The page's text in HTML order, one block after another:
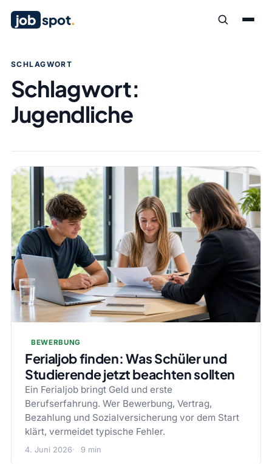
job spot.
SCHLAGWORT
Schlagwort:
Jugendliche
BEWERBUNG
Ferialjob finden: Was Schüler und
Studierende jetzt beachten sollten
Ein Ferialjob bringt Geld und erste
Berufserfahrung. Wer Bewerbung, Vertrag,
Bezahlung und Sozialversicherung vor dem Start
klärt, vermeidet typische Fehler.
4. Juni 2026 9 min